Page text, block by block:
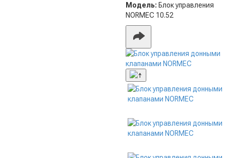
Модель: Блок управления
NORMEC 10.52